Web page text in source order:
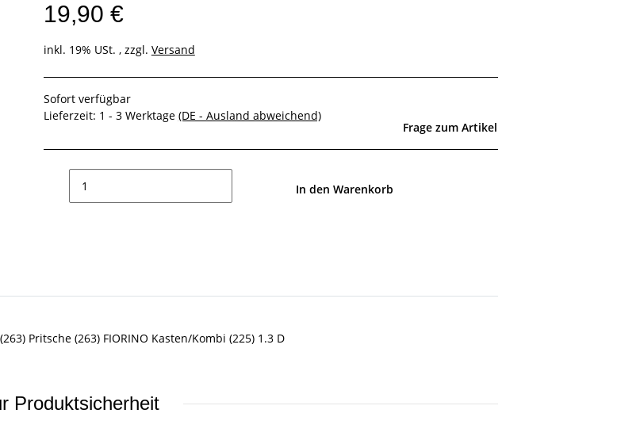
19,90 €
inkl. 19% USt. , zzgl. Versand
Sofort verfügbar
Lieferzeit: 1 - 3 Werktage (DE - Ausland abweichend)
Frage zum Artikel
In den Warenkorb
Pritsche (263) FIORINO Kasten/Kombi (225) 1.3 D
Produktsicherheit